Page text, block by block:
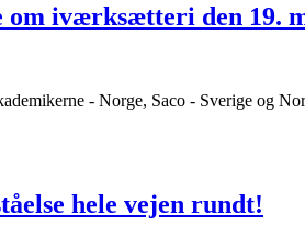
iværksætteri den 19.
- Norge, Saco - Sverige
hele vejen rundt!